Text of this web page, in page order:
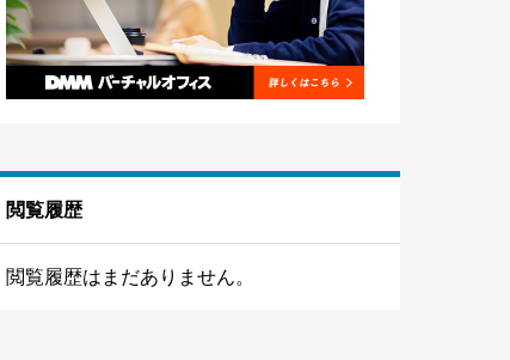
閲覧履歴
閲覧履歴はまだありません。